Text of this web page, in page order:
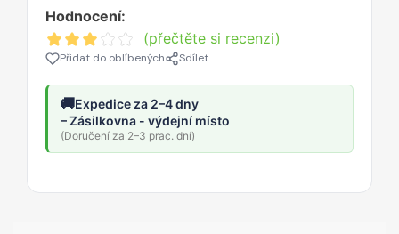
Hodnocení:
(přečtěte si recenzi)
Přidat do oblíbených Sdílet
🚚Expedice za 2–4 dny
– Zásilkovna - výdejní místo
(Doručení za 2–3 prac. dní)